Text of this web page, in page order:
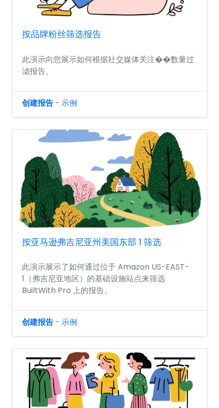
按品牌粉丝筛选报告
此演示向您展示如何根据社交媒体关注��数量过
滤报告。
创建报告 - 示例
按亚马逊弗吉尼亚州美国东部 1 筛选
此演示展示了如何通过位于 Amazon US-EAST-
1（弗吉尼亚地区）的基础设施站点来筛选
BuiltWith Pro 上的报告。
创建报告 - 示例